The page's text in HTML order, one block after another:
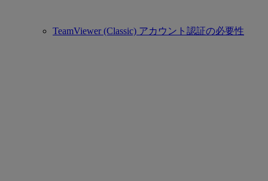
TeamViewer (Classic) アカウント認証の必要性